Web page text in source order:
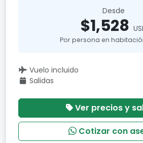
Desde
$1,528
Por persona en
Vuelo incluido
Salidas
Ver precios y
Cotizar con